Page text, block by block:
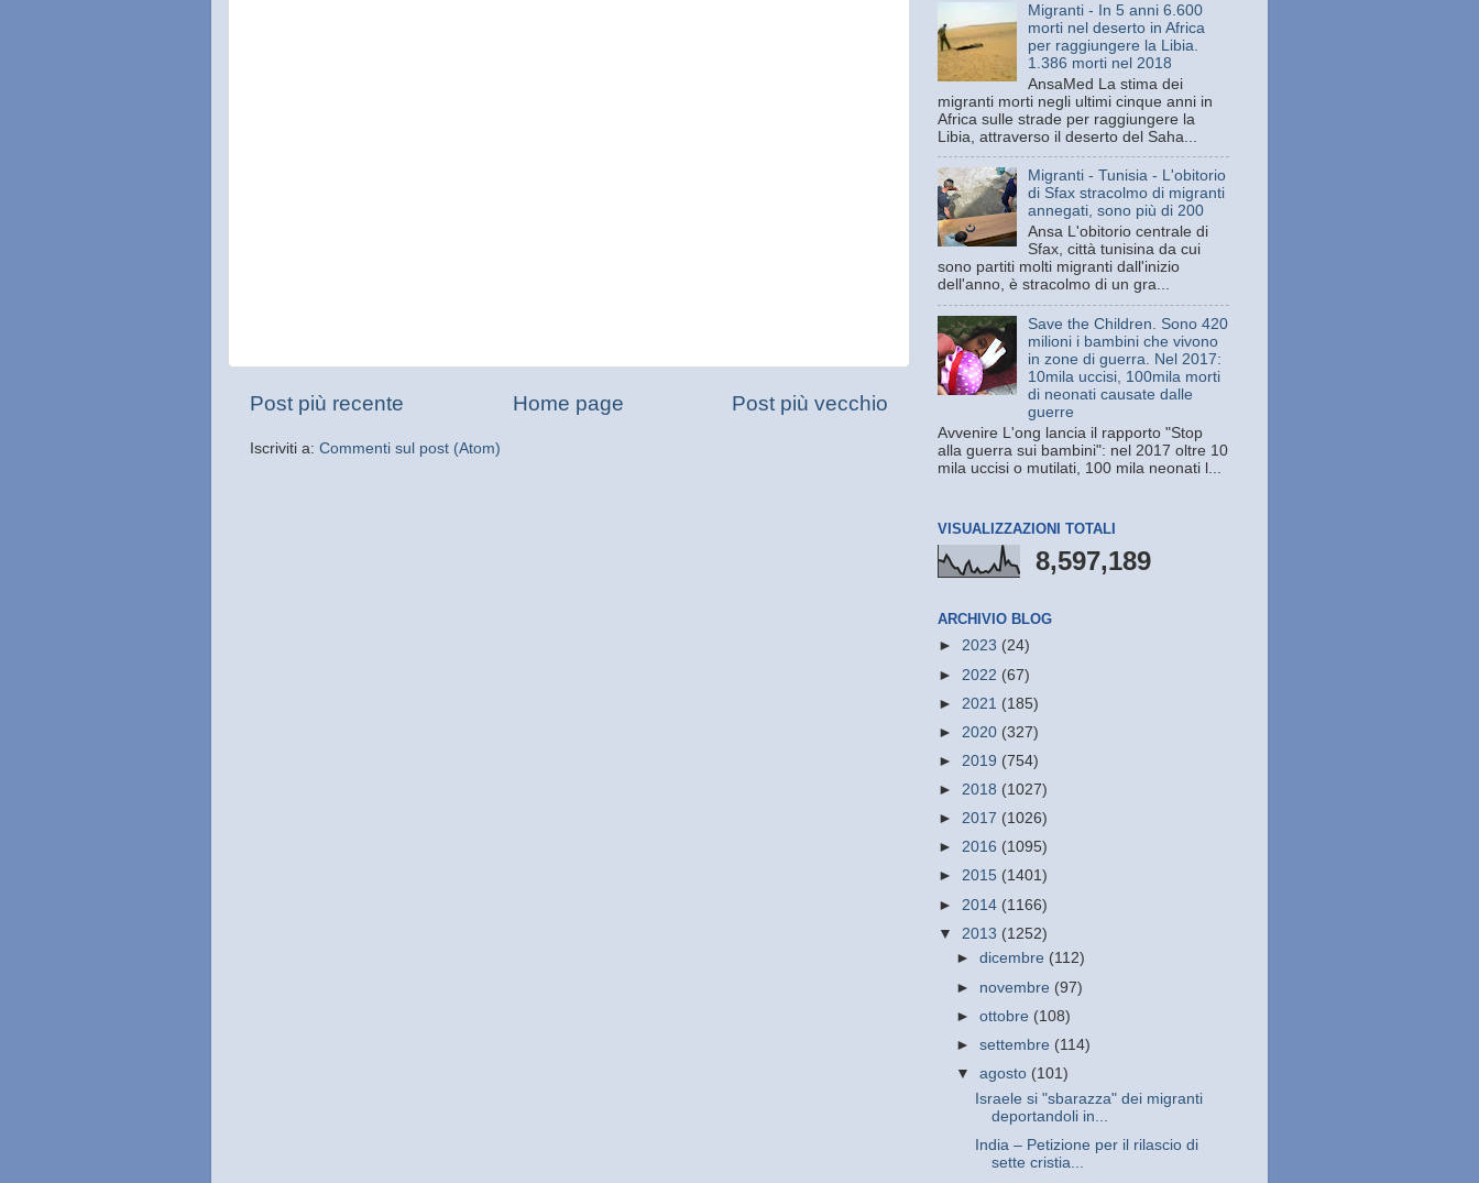
Post più recente Post più vecchio
Home page
Iscriviti a: Commenti sul post (Atom)
Migranti - In 5 anni 6.600
morti nel deserto in Africa
per raggiungere la Libia.
1.386 morti nel 2018
AnsaMed La stima dei
migranti morti negli ultimi cinque anni in
Africa sulle strade per raggiungere la
Libia, attraverso il deserto del Saha...
Migranti - Tunisia - L'obitorio
di Sfax stracolmo di migranti
annegati, sono più di 200
Ansa L'obitorio centrale di
Sfax, città tunisina da cui
sono partiti molti migranti dall'inizio
dell'anno, è stracolmo di un gra...
Save the Children. Sono 420
milioni i bambini che vivono
in zone di guerra. Nel 2017:
10mila uccisi, 100mila morti
di neonati causate dalle
guerre
Avvenire L'ong lancia il rapporto "Stop
alla guerra sui bambini": nel 2017 oltre 10
mila uccisi o mutilati, 100 mila neonati l...
VISUALIZZAZIONI TOTALI
8,597,189
ARCHIVIO BLOG
► 2023 (24)
► 2022 (67)
► 2021 (185)
► 2020 (327)
► 2019 (754)
► 2018 (1027)
► 2017 (1026)
► 2016 (1095)
► 2015 (1401)
► 2014 (1166)
▼ 2013 (1252)
►dicembre (112)
► novembre (97)
►ottobre (108)
►settembre (114)
▼agosto (101)
Israele si "sbarazza" dei migranti
deportandoli in...
India – Petizione per il rilascio di
sette cristia...